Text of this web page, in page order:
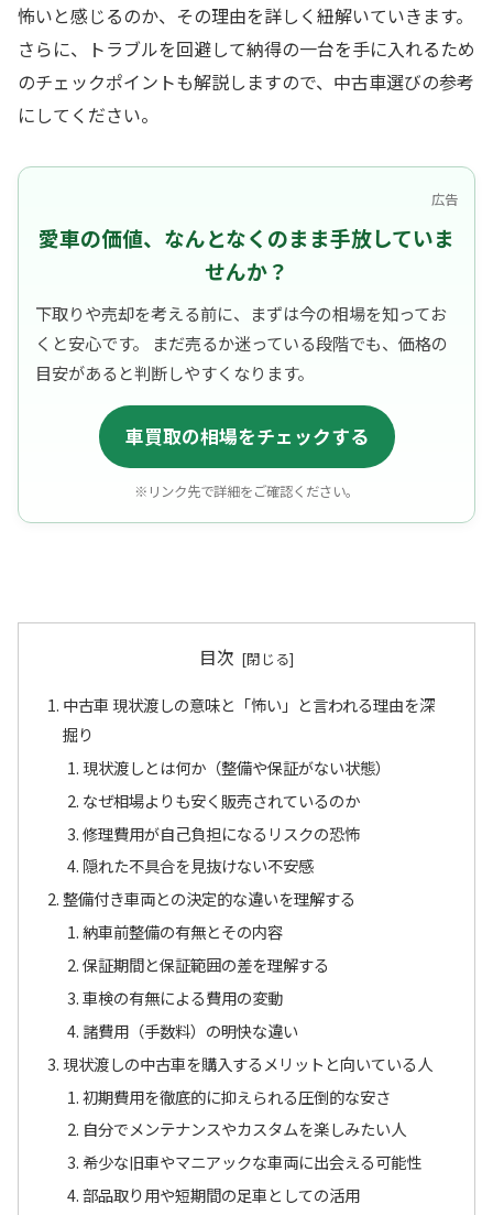
怖いと感じるのか、その理由を詳しく紐解いていきます。
さらに、トラブルを回避して納得の一台を手に入れるため
のチェックポイントも解説しますので、中古車選びの参考
にしてください。
広告
愛車の価値、なんとなくのまま手放していま
せんか？
下取りや売却を考える前に、まずは今の相場を知ってお
くと安心です。 まだ売るか迷っている段階でも、価格の
目安があると判断しやすくなります。
車買取の相場をチェックする
※リンク先で詳細をご確認ください。
目次
中古車 現状渡しの意味と「怖い」と言われる理由を深
掘り
現状渡しとは何か（整備や保証がない状態）
なぜ相場よりも安く販売されているのか
修理費用が自己負担になるリスクの恐怖
隠れた不具合を見抜けない不安感
整備付き車両との決定的な違いを理解する
納車前整備の有無とその内容
保証期間と保証範囲の差を理解する
車検の有無による費用の変動
諸費用（手数料）の明快な違い
現状渡しの中古車を購入するメリットと向いている人
初期費用を徹底的に抑えられる圧倒的な安さ
自分でメンテナンスやカスタムを楽しみたい人
希少な旧車やマニアックな車両に出会える可能性
部品取り用や短期間の足車としての活用